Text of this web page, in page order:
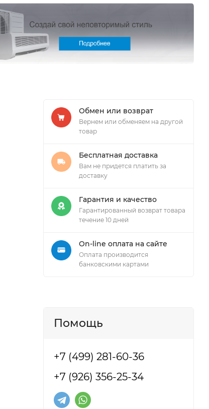
Обмен или возврат
Вернем или обменяем на другой
товар
Бесплатная доставка
Вам не придется платить за
доставку
Гарантия и качество
Гарантированный возврат товара
течение 10 дней
On-line оплата на сайте
Оплата производится
банковскими картами
Помощь
+7 (499) 281-60-36
+7 (926) 356-25-34